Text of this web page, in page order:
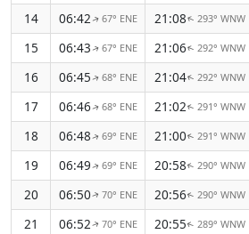
14
06:42↑ 67° ENE 21:08↑ 293° WNW
15
06:43↑ 67° ENE 21:06↑ 292° WNW
16
06:45↑ 68° ENE 21:04↑ 292° WNW
17
06:46↑ 68° ENE 21:02↑ 291° WNW
18
06:48↑ 69° ENE 21:00↑ 291° WNW
19
06:49↑ 69° ENE 20:58↑ 290° WNW
20
06:50↑ 70° ENE 20:56↑ 290° WNW
21
06:52↑ 70° ENE 20:55↑ 289° WNW